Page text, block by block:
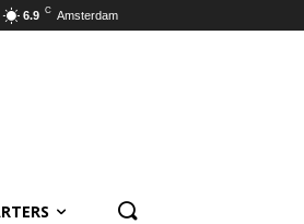
6.9 C Amsterdam